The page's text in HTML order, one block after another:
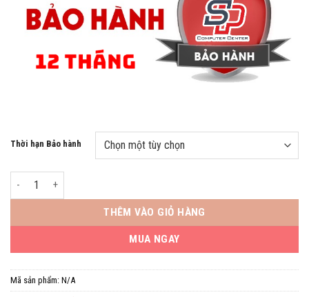
Thời hạn Bảo hành
Dell Optiplex 3060 SFF (SP1) (Intel® Core™ i3-8100 Coffee lake/ Ram
THÊM VÀO GIỎ HÀNG
MUA NGAY
Mã sản phẩm: N/A